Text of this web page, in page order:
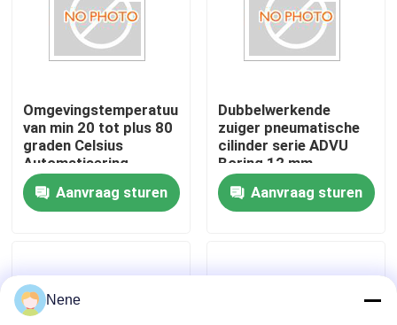
fabriekstour
Neem contact met ons op
Nieuws
Pneumatische buisbevestigingen
Omgevingstemperatuur
van min 20 tot plus 80
graden Celsius
Automatisering
Cylinder Series ADVU
pneumatische
actuator ontworpen
Aanvraag sturen
Dubbelwerkende
zuiger pneumatische
cilinder serie ADVU
Boring 12 mm
Geoptimaliseerd voor
industriële machines
en
Aanvraag sturen
Nene